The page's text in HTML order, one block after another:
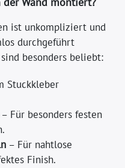
ist unkompliziert und
durchgeführt
besonders beliebt:
Stuckkleber
– Für besonders festen
– Für nahtlose
Finish.